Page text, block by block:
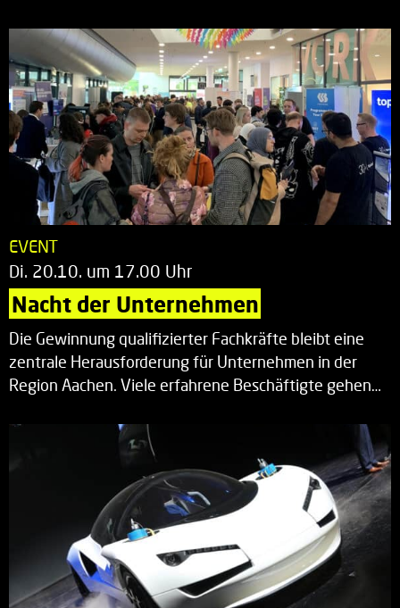
EVENT
Di. 20.10. um 17.00 Uhr
Nacht der Unternehmen
Die Gewinnung qualifizierter Fachkräfte bleibt eine
zentrale Herausforderung für Unternehmen in der
Region Aachen. Viele erfahrene Beschäftigte gehen…